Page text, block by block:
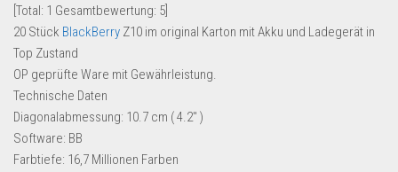
Spielzeug & Games
Schuhe & Accessoires
Sport & Freizeit
Uhren & Schmuck
Wohnen & Einrichten
Restposten-Angebote
[Total: 1 Gesamtbewertung: 5
20 Stück BlackBerry Z10 im original Karton mit Akku und Ladegerät in
Top Zustand
OP geprüfte Ware mit Gewährleistung.
Technische Daten
Diagonalabmessung: 10.7 cm ( 4.2″ )
Software: BB
Farbtiefe: 16,7 Millionen Farben